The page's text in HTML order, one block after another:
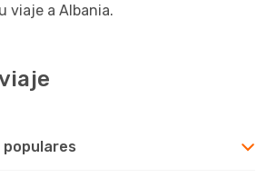
viaje a Albania.
populares